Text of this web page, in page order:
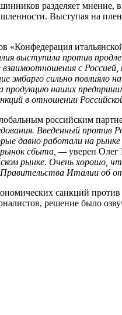
разделяет
Выступая на
выступила против
с
сильно повлияло
продукцию наших
в отношении
российским
Введенный
давно работали на
рынок сбыта, —уверен
рынке. Очень хорошо,
Италии об
санкций
решение было